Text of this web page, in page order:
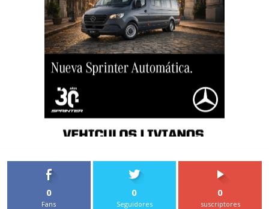
0
Fans
0
Seguidores
0
suscriptores